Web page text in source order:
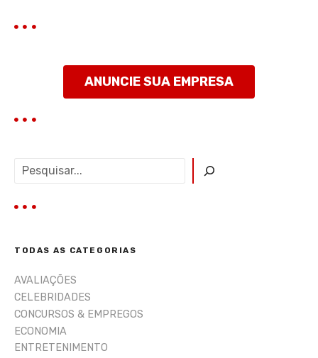
t
ANUNCIE SUA EMPRESA
q
s
r
TODAS AS CATEGORIAS
AVALIAÇÕES
CELEBRIDADES
CONCURSOS & EMPREGOS
ECONOMIA
ENTRETENIMENTO